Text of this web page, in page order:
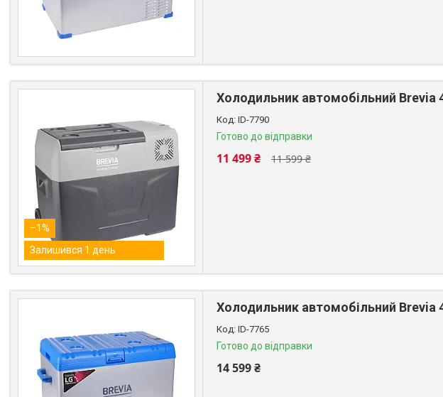
–1%
Залишився 1 день
Холодильник автомобільний Brevia
ID-7790
Готово до відправки
11 599 ₴
11 499 ₴
Холодильник автомобільний Brevia
ID-7765
Готово до відправки
14 599 ₴